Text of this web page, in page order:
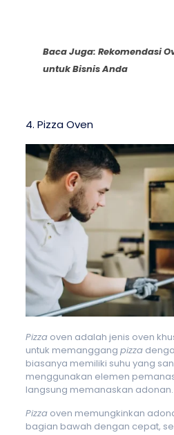
Baca Juga: Rekomendasi
untuk Bisnis Anda
4. Pizza Oven
Pizzaoven adalah jenis oven
untuk memanggang pizza
biasanya memiliki suhu yang
menggunakan elemen
langsung memanaskan adonan.
Pizzaoven memungkinkan
bagian bawah dengan cepat,